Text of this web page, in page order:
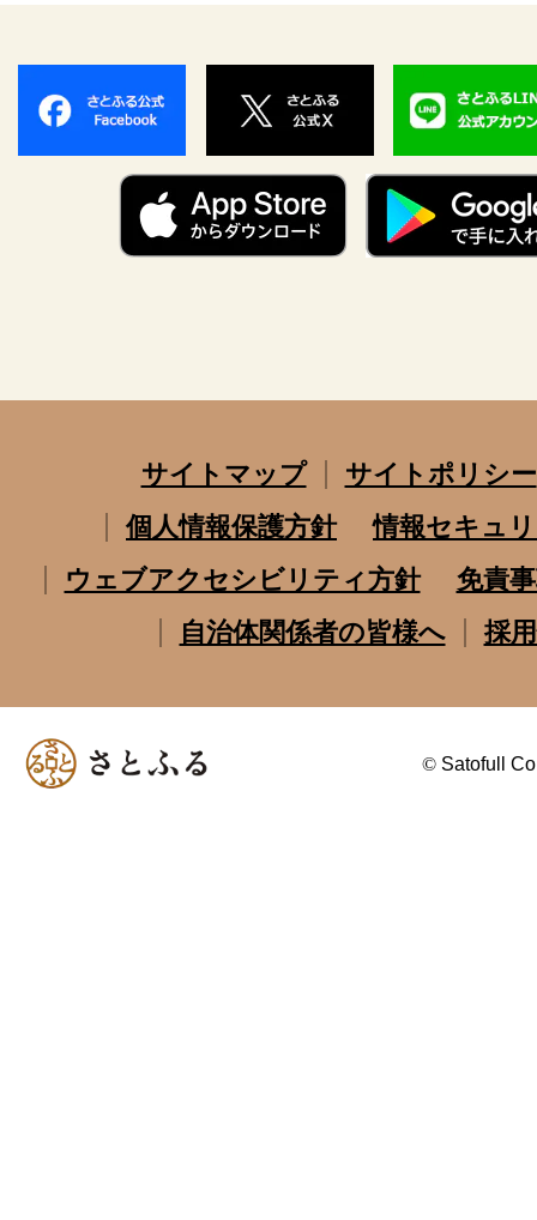
サイトマップ
サイトポリシー
個人情報保護方針
情報セキュ
ウェブアクセシビリティ方針
免責
自治体関係者の皆様へ
採
© Satofull